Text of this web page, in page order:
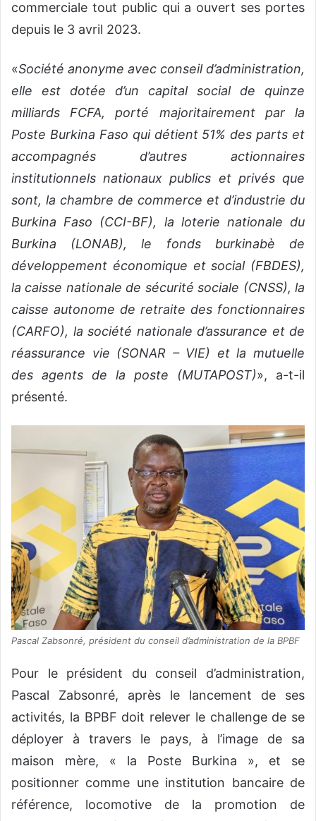
commerciale tout public qui a ouvert ses portes
depuis le 3 avril 2023.
«Société anonyme avec conseil d’administration,
elle est dotée d’un capital social de quinze
milliards FCFA, porté majoritairement par la
Poste Burkina Faso qui détient 51% des parts et
accompagnés d’autres actionnaires
institutionnels nationaux publics et privés que
sont, la chambre de commerce et d’industrie du
Burkina Faso (CCI-BF), la loterie nationale du
Burkina (LONAB), le fonds burkinabè de
développement économique et social (FBDES),
la caisse nationale de sécurité sociale (CNSS), la
caisse autonome de retraite des fonctionnaires
(CARFO), la société nationale d’assurance et de
réassurance vie (SONAR – VIE) et la mutuelle
des agents de la poste (MUTAPOST)», a-t-il
présenté.
Pascal Zabsonré, président du conseil d’administration de la BPBF
Pour le président du conseil d’administration,
Pascal Zabsonré, après le lancement de ses
activités, la BPBF doit relever le challenge de se
déployer à travers le pays, à l’image de sa
maison mère, « la Poste Burkina », et se
positionner comme une institution bancaire de
référence, locomotive de la promotion de